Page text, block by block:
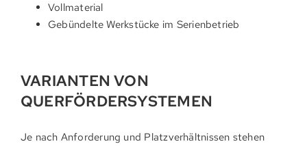
Vollmaterial
Gebündelte Werkstücke im Serienbetrieb
VARIANTEN VON
QUERFÖRDERSYSTEMEN
Je nach Anforderung und Platzverhältnissen stehen